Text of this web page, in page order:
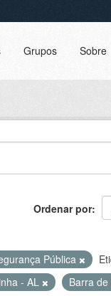
Grupos Sobre
Ordenar por
Pública
- AL
Barra